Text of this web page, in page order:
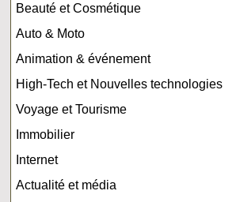
Beauté et Cosmétique
Auto & Moto
Animation & événement
High-Tech et Nouvelles technologies
Voyage et Tourisme
Immobilier
Internet
Actualité et média